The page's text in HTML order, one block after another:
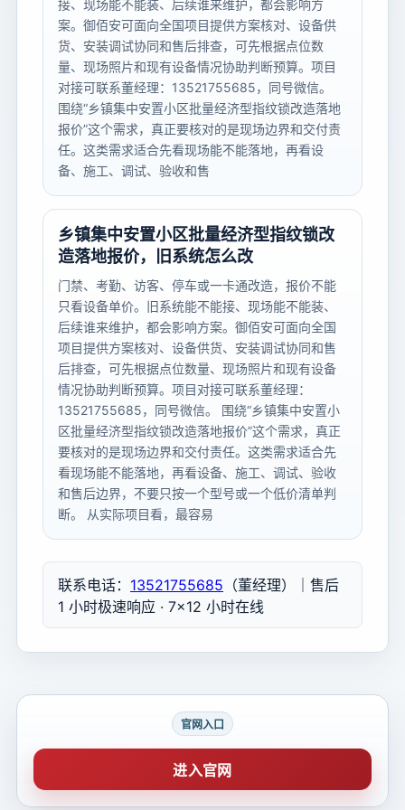
接、现场能不能装、后续谁来维护，都会影响方
案。御佰安可面向全国项目提供方案核对、设备供
货、安装调试协同和售后排查，可先根据点位数
量、现场照片和现有设备情况协助判断预算。项目
对接可联系董经理：13521755685，同号微信。
围绕“乡镇集中安置小区批量经济型指纹锁改造落地
报价”这个需求，真正要核对的是现场边界和交付责
任。这类需求适合先看现场能不能落地，再看设
备、施工、调试、验收和售
乡镇集中安置小区批量经济型指纹锁改
造落地报价，旧系统怎么改
门禁、考勤、访客、停车或一卡通改造，报价不能
只看设备单价。旧系统能不能接、现场能不能装、
后续谁来维护，都会影响方案。御佰安可面向全国
项目提供方案核对、设备供货、安装调试协同和售
后排查，可先根据点位数量、现场照片和现有设备
情况协助判断预算。项目对接可联系董经理：
13521755685，同号微信。 围绕“乡镇集中安置小
区批量经济型指纹锁改造落地报价”这个需求，真正
要核对的是现场边界和交付责任。这类需求适合先
看现场能不能落地，再看设备、施工、调试、验收
和售后边界，不要只按一个型号或一个低价清单判
断。 从实际项目看，最容易
联系电话： 13521755685 （董经理）｜售后
1 小时极速响应 · 7×12 小时在线
官网入口
进入官网